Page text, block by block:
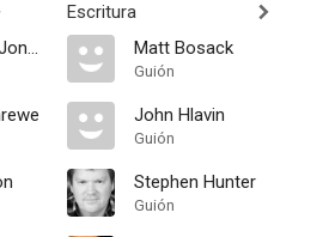
Simon Cellan Jones
Escritura
Matt Bosack
Guión
John Hlavin
Guión
Stephen Hunter
Guión